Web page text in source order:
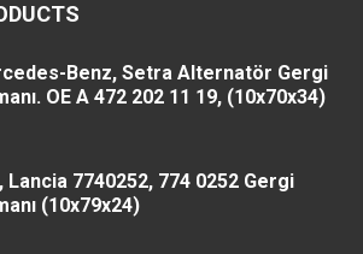
Benz, Setra Alternatör Gergi
OE A 472 202 11 19, (10x70x34)
Lancia 7740252, 774 0252 Gergi
(10x79x24)